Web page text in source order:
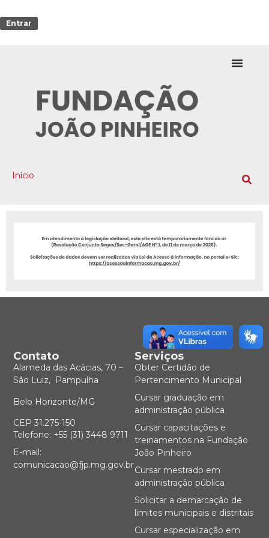
Entrar
Início
Serviços
Obter Certidão de
Pertencimento Municipal
Cursar graduação em
administração pública
Cursar capacitações e
treinamentos na Fundação
João Pinheiro
Cursar mestrado em
administração pública
Solicitar a demarcação de
limites municipais e distritais
Cursar especialização em
Contato
Alameda das Acácias, 70 –
São Luiz, Pampulha
Belo Horizonte/MG
CEP 31.275-150
Telefone: +55 (31) 3448 9711
E-mail:
comunicacao@fjp.mg.gov.br